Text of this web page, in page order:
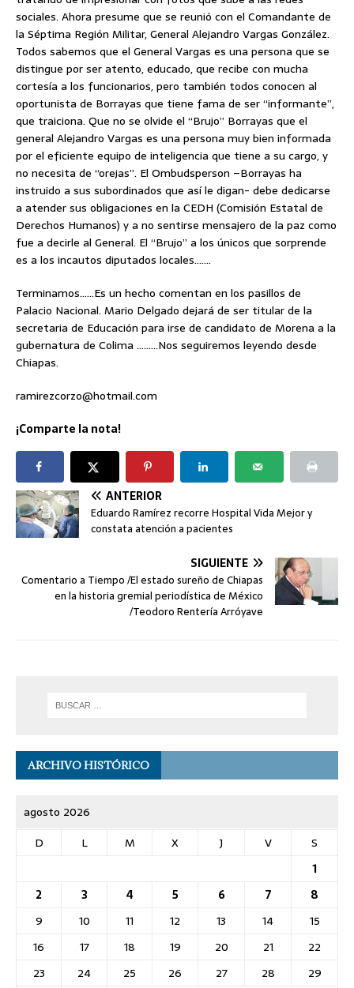
sociales. Ahora presume que se reunió con el Comandante de
la Séptima Región Militar, General Alejandro Vargas González.
Todos sabemos que el General Vargas es una persona que se
distingue por ser atento, educado, que recibe con mucha
cortesía a los funcionarios, pero también todos conocen al
oportunista de Borrayas que tiene fama de ser “informante”,
que traiciona. Que no se olvide el “Brujo” Borrayas que el
general Alejandro Vargas es una persona muy bien informada
por el eficiente equipo de inteligencia que tiene a su cargo, y
no necesita de “orejas”. El Ombudsperson –Borrayas ha
instruido a sus subordinados que así le digan- debe dedicarse
a atender sus obligaciones en la CEDH (Comisión Estatal de
Derechos Humanos) y a no sentirse mensajero de la paz como
fue a decirle al General. El “Brujo” a los únicos que sorprende
es a los incautos diputados locales…….
Terminamos……Es un hecho comentan en los pasillos de
Palacio Nacional. Mario Delgado dejará de ser titular de la
secretaria de Educación para irse de candidato de Morena a la
gubernatura de Colima ………Nos seguiremos leyendo desde
Chiapas.
ramirezcorzo@hotmail.com
¡Comparte la nota!
ANTERIOR
Eduardo Ramírez recorre Hospital Vida Mejor y
constata atención a pacientes
SIGUIENTE
Comentario a Tiempo /El estado sureño de Chiapas
en la historia gremial periodística de México
/Teodoro Rentería Arróyave
ARCHIVO HISTÓRICO
agosto 2026
D
L M X J V
S
1
2
3 4 5 6 7
8
9
10 11 12 13 14
15
16
17 18 19 20 21
22
23
24 25 26 27 28
29